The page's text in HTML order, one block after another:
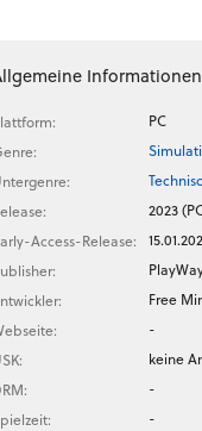
Informationen
PC
2023
Access-Release:
Free
-
keine
-
-